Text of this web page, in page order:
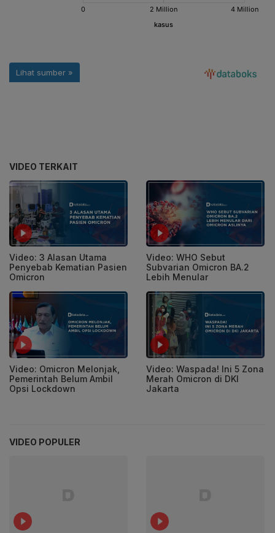
VIDEO TERKAIT
Video: 3 Alasan Utama
Penyebab Kematian Pasien
Omicron
Video: WHO Sebut
Subvarian Omicron BA.2
Lebih Menular
Video: Omicron Melonjak,
Pemerintah Belum Ambil
Opsi Lockdown
Video: Waspada! Ini 5 Zona
Merah Omicron di DKI
Jakarta
VIDEO POPULER